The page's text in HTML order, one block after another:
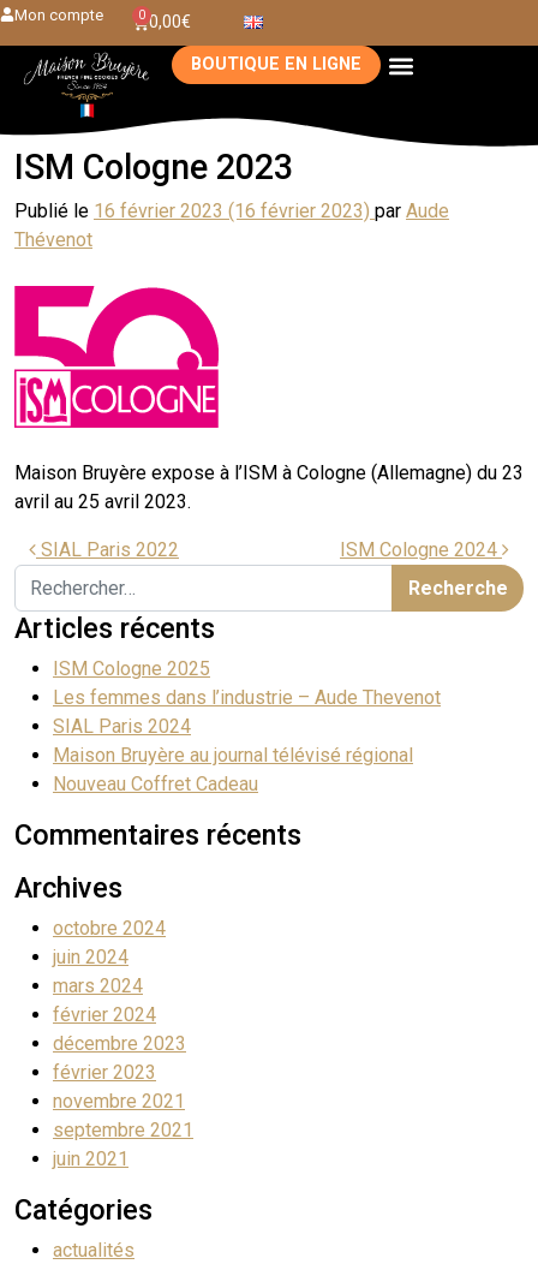
Mon compte 0,00€
0
BOUTIQUE EN LIGNE
ISM Cologne 2023
Publié le 16 février 2023 (16 février 2023) par Aude
Thévenot
Maison Bruyère expose à l’ISM à Cologne (Allemagne) du 23
avril au 25 avril 2023.
SIAL Paris 2022 ISM Cologne 2024
Articles récents
ISM Cologne 2025
Les femmes dans l’industrie – Aude Thevenot
SIAL Paris 2024
Maison Bruyère au journal télévisé régional
Nouveau Coffret Cadeau
Commentaires récents
Archives
octobre 2024
juin 2024
mars 2024
février 2024
décembre 2023
février 2023
novembre 2021
septembre 2021
juin 2021
Catégories
actualités